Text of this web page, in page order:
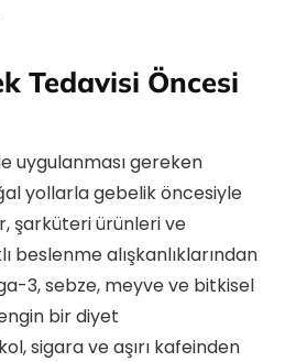
Tedavisi Öncesi
uygulanması gereken
yollarla gebelik öncesiyle
şarküteri ürünleri ve
beslenme alışkanlıklarından
3, sebze, meyve ve bitkisel
bir diyet
sigara ve aşırı kafeinden